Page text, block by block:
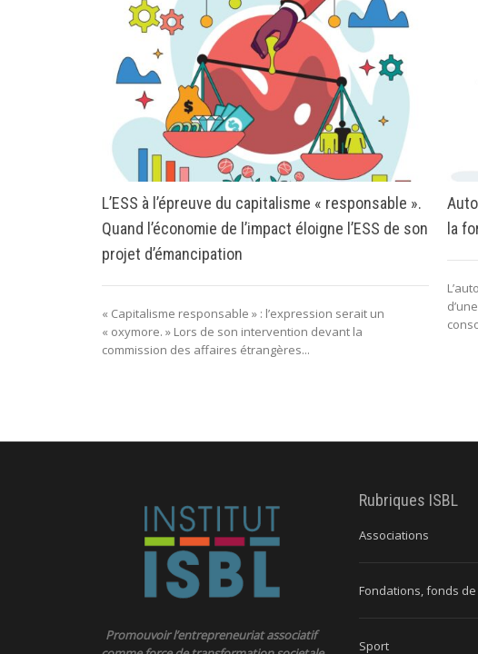
L’ESS à l’épreuve du capitalisme « responsable ».
Quand l’économie de l’impact éloigne l’ESS de son
projet d’émancipation
« Capitalisme responsable » : l’expression serait un
« oxymore. » Lors de son intervention devant la
commission des affaires étrangères...
la
Promouvoir l’entrepreneuriat associatif
Rubriques ISBL
Associations
Fondations, fonds
Sport